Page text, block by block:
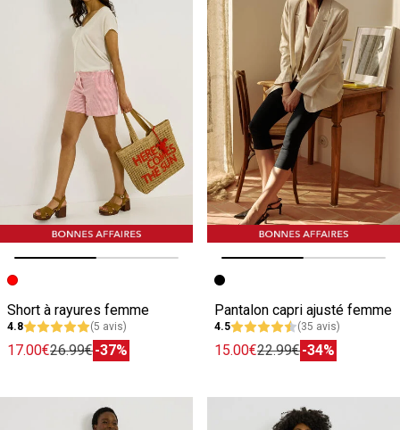
Image précédente
Image suivante
Short à rayures femme
4.8 (5 avis)
17.00€26.99€-37%
Image précédente
Image suivante
Pantalon capri ajusté femme
4.5 (35 avis)
15.00€22.99€-34%